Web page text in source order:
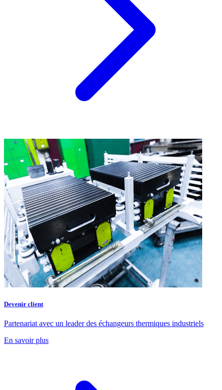
Devenir client
Partenariat avec un leader des échangeurs thermiques industriels
En savoir plus